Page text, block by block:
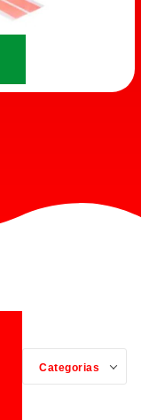
Categorias